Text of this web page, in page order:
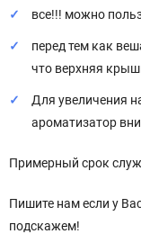
все!!! можно
перед тем как
что верхняя
Для увеличения
ароматизатор
Примерный срок
Пишите нам если у
подскажем!